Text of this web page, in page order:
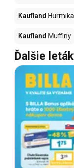
Kaufland
Kaufland Muffiny
Ďalšie